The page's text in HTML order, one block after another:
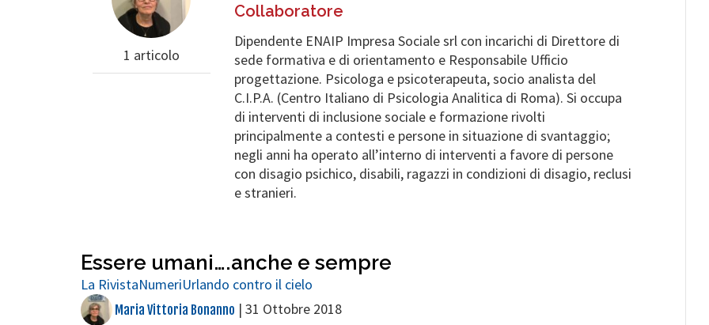
1 articolo
Collaboratore
Dipendente ENAIP Impresa Sociale srl con incarichi di Direttore di
sede formativa e di orientamento e Responsabile Ufficio
progettazione. Psicologa e psicoterapeuta, socio analista del
C.I.P.A. (Centro Italiano di Psicologia Analitica di Roma). Si occupa
di interventi di inclusione sociale e formazione rivolti
principalmente a contesti e persone in situazione di svantaggio;
negli anni ha operato all’interno di interventi a favore di persone
con disagio psichico, disabili, ragazzi in condizioni di disagio, reclusi
e stranieri.
Essere umani….anche e sempre
La RivistaNumeriUrlando contro il cielo
Maria Vittoria Bonanno | 31 Ottobre 2018